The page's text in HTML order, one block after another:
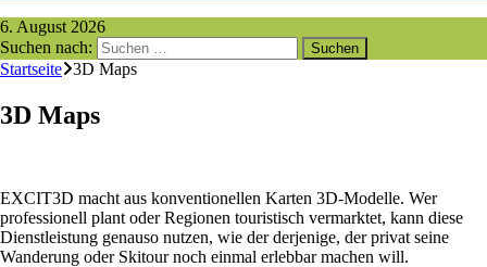
6. August 2026
Suchen nach:
Startseite 3D Maps
3D Maps
EXCIT3D macht aus konventionellen Karten 3D-Modelle. Wer
professionell plant oder Regionen touristisch vermarktet, kann diese
Dienstleistung genauso nutzen, wie der derjenige, der privat seine
Wanderung oder Skitour noch einmal erlebbar machen will.